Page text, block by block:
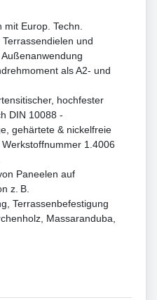
Europ. Techn.
und
als A2- und
hochfester
DIN 10088 -
gehärtete & nickelfreie
1.4006
Paneelen auf
z. B.
Terrassenbefestigung
Massaranduba,